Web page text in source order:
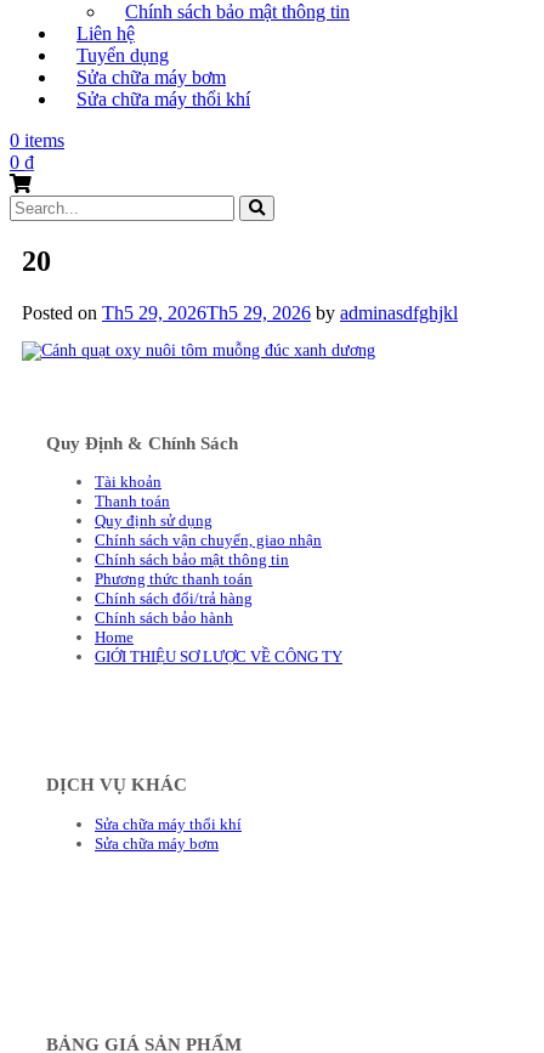
Chính sách bảo mật thông tin
Liên hệ
Tuyển dụng
Sửa chữa máy bơm
Sửa chữa máy thổi khí
0 items
0 ₫
Search
for:
20
Posted on Th5 29, 2026Th5 29, 2026 by adminasdfghjkl
Quy Định & Chính Sách
Tài khoản
Thanh toán
Quy định sử dụng
Chính sách vận chuyển, giao nhận
Chính sách bảo mật thông tin
Phương thức thanh toán
Chính sách đổi/trả hàng
Chính sách bảo hành
Home
GIỚI THIỆU SƠ LƯỢC VỀ CÔNG TY
DỊCH VỤ KHÁC
Sửa chữa máy thổi khí
Sửa chữa máy bơm
BẢNG GIÁ SẢN PHẨM